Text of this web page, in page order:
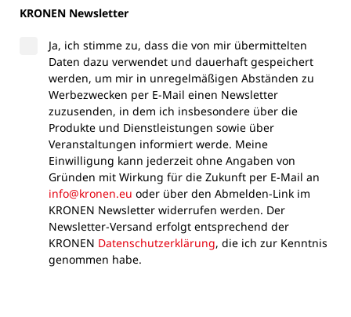
KRONEN Newsletter
Ja, ich stimme zu, dass die von mir übermittelten
Daten dazu verwendet und dauerhaft gespeichert
werden, um mir in unregelmäßigen Abständen zu
Werbezwecken per E-Mail einen Newsletter
zuzusenden, in dem ich insbesondere über die
Produkte und Dienstleistungen sowie über
Veranstaltungen informiert werde. Meine
Einwilligung kann jederzeit ohne Angaben von
Gründen mit Wirkung für die Zukunft per E-Mail an
info@kronen.eu oder über den Abmelden-Link im
KRONEN Newsletter widerrufen werden. Der
Newsletter-Versand erfolgt entsprechend der
KRONEN Datenschutzerklärung, die ich zur Kenntnis
genommen habe.